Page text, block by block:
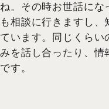
ね。その時お世話にな
も相談に行きますし
ています。同じくらい
みを話し合ったり、情
です。